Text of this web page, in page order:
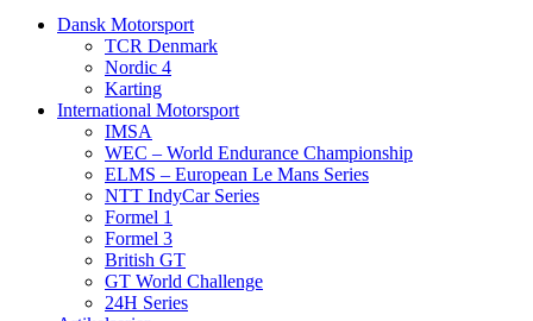
Dansk Motorsport
TCR Denmark
Nordic 4
Karting
International Motorsport
IMSA
WEC – World Endurance Championship
ELMS – European Le Mans Series
NTT IndyCar Series
Formel 1
Formel 3
British GT
GT World Challenge
24H Series